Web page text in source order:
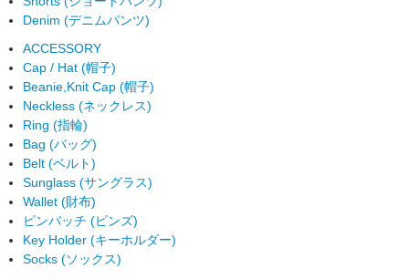
Denim (デニムパンツ)
ACCESSORY
Cap / Hat (帽子)
Beanie,Knit Cap (帽子)
Neckless (ネックレス)
Ring (指輪)
Bag (バッグ)
Belt (ベルト)
Sunglass (サングラス)
Wallet (財布)
ピンバッチ (ピンズ)
Key Holder (キーホルダー)
Socks (ソックス)